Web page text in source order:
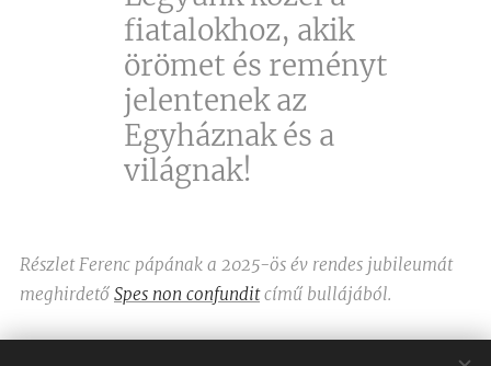
fiatalokhoz, akik
örömet és reményt
jelentenek az
Egyháznak és a
világnak!
Részlet Ferenc pápának a 2025-ös év rendes jubileumát
meghirdető Spes non confunditcímű bullájából.